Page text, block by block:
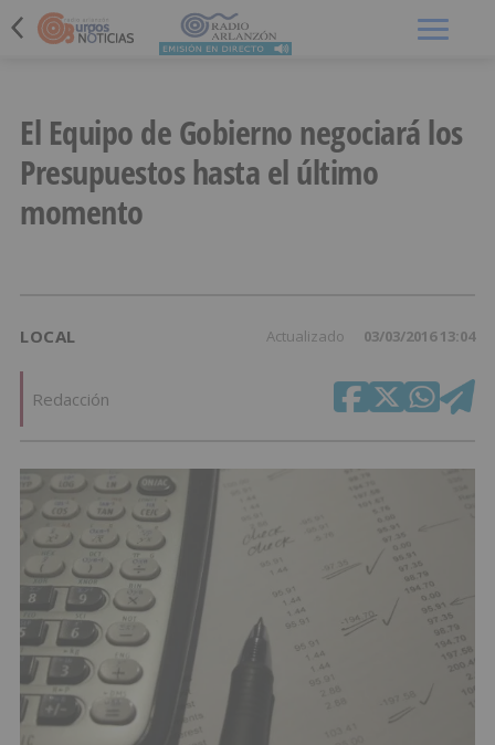
El Equipo de Gobierno negociará los
Presupuestos hasta el último
momento
LOCAL Actualizado 03/03/2016 13:04
Redacción